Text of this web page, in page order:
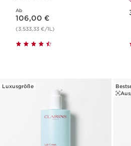
Ab
Aktueller Preis 106,00 €
106,00 €
(3.533,33 €/1L)
Luxusgröße